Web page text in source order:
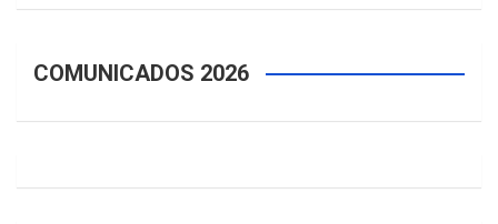
COMUNICADOS 2026